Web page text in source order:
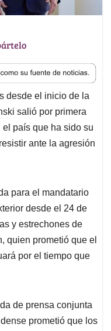
desde el inicio de la
salió por primera
país que ha sido su
ante la agresión
para el mandatario
desde el 24 de
y estrechones de
quien prometió que el
por el tiempo que
de prensa conjunta
prometió que los